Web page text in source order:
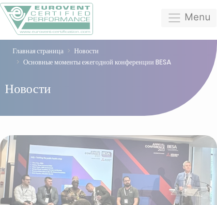
Menu
Главная страница
Новости
Основные моменты ежегодной конференции BESA
Новости